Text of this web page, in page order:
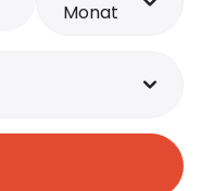
Monat